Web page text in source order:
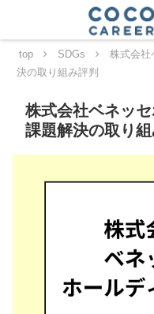
top SDGs
株式会社
決の取り組み評判
株式会社ベネッ
課題解決の取り組